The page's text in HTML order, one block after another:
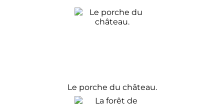
Le porche du château.